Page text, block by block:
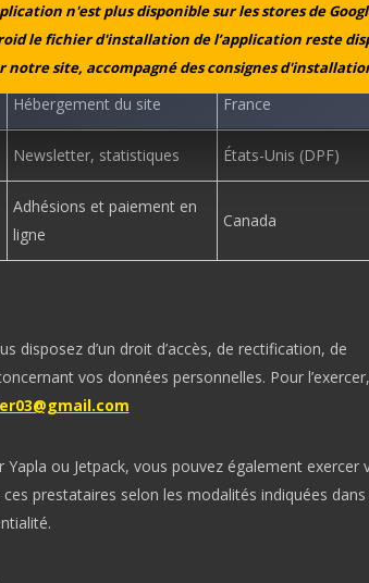
n'est plus disponible sur les stores de
le fichier d'installation de l’application reste
site, accompagné des consignes
Localisation
Hébergement du site France
Newsletter, statistiques États-Unis (DPF)
Adhésions et paiement en
ligne
Canada
disposez d’un droit d’accès, de rectification, de
vos données personnelles. Pour l’exercer,
ou Jetpack, vous pouvez également exercer
prestataires selon les modalités indiquées dans